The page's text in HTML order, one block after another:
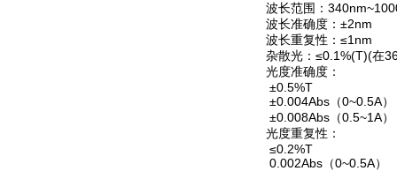
波长范围：
波长准确度：±2nm
波长重复性：≤1nm
杂散光：≤0.1%(T)(在
光度准确度：
±0.5%T
±0.004Abs（0~0.5A）
±0.008Abs（0.5~1A）
光度重复性：
≤0.2%T
0.002Abs（0~0.5A）